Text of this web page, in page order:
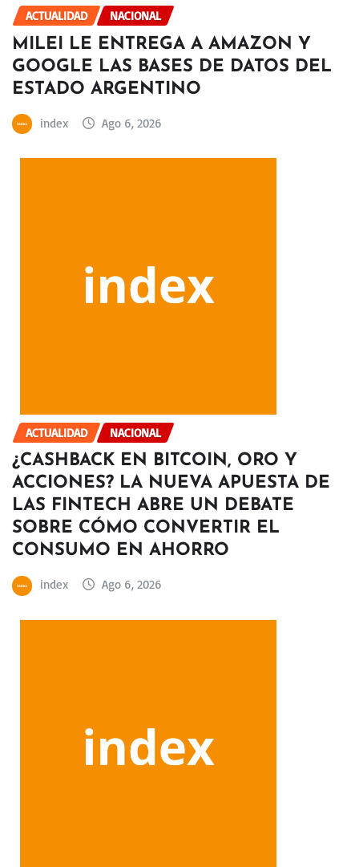
ACTUALIDAD NACIONAL
MILEI LE ENTREGA A AMAZON Y
GOOGLE LAS BASES DE DATOS DEL
ESTADO ARGENTINO
index Ago 6, 2026
ACTUALIDAD NACIONAL
¿CASHBACK EN BITCOIN, ORO Y
ACCIONES? LA NUEVA APUESTA DE
LAS FINTECH ABRE UN DEBATE
SOBRE CÓMO CONVERTIR EL
CONSUMO EN AHORRO
index Ago 6, 2026